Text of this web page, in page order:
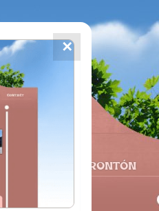
AÑADIR UN FRONTÓN
✕